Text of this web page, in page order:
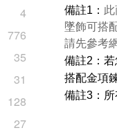
4
776
35
31
128
27
備註1：
墜飾可搭
請先參考
備註2：
搭配金項
備註3：